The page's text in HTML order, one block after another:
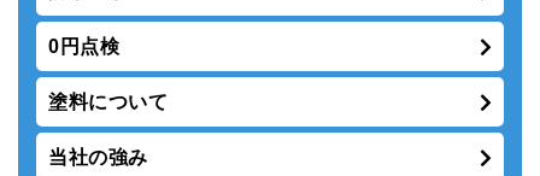
0円点検
塗料について
当社の強み